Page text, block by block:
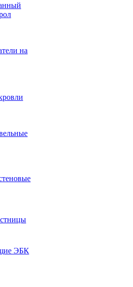
на
ЭБК